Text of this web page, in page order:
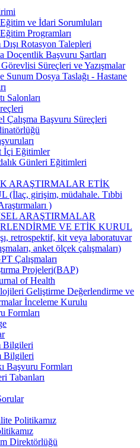
ve İdari Sorumluları
Programları
Rotasyon Talepleri
Doçentlik Başvuru Şartları
Süreçleri ve Yazışmalar
Sunum Dosya Taslağı - Hastane
Salonları
Çalışma Başvuru Süreçleri
İçi Eğitimler
Günleri Eğitimleri
ARAŞTIRMALAR ETİK
(İlaç, girişim, müdahale. Tıbbi
)
ARAŞTIRMALAR
VE ETİK KURUL
retrospektif, kit veya laboratuvar
anket ölçek çalışmaları)
Çalışmaları
Projeleri(BAP)
of Health
Geliştirme Değerlendirme ve
İnceleme Kurulu
Formları
Bilgileri
Bilgileri
Başvuru Formları
Tabanları
Politikamız
Direktörlüğü